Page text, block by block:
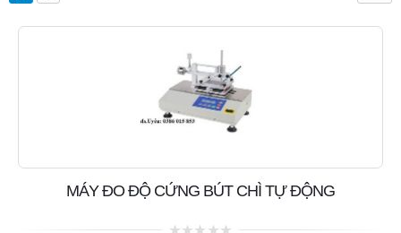
MÁY ĐO ĐỘ CỨNG BÚT CHÌ TỰ ĐỘNG